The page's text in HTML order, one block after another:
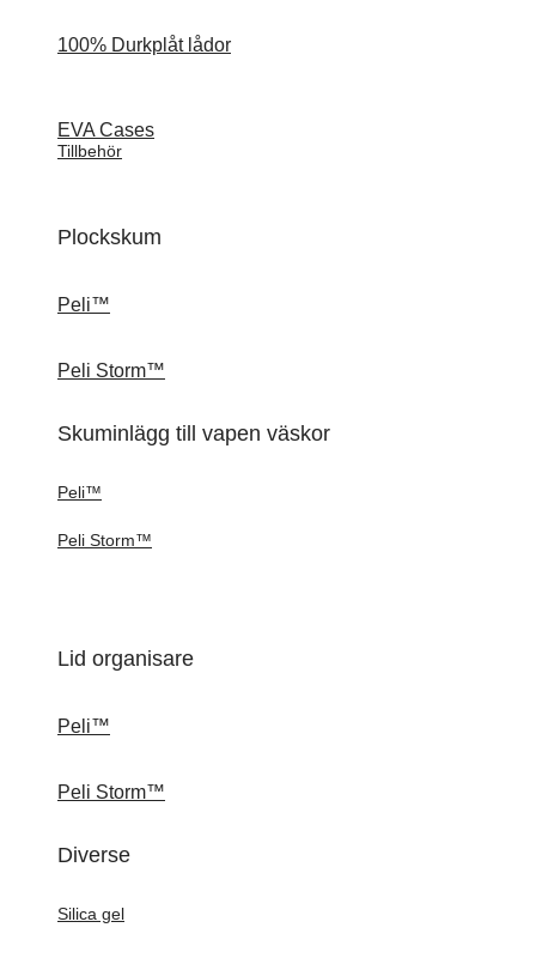
100% Durkplåt lådor
EVA Cases
Tillbehör
Plockskum
Peli™
Peli Storm™
Skuminlägg till vapen väskor
Peli™
Peli Storm™
Lid organisare
Peli™
Peli Storm™
Diverse
Silica gel